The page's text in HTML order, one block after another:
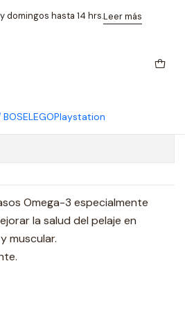
LEGOPlaystation
domingos hasta 14 hrs.Leer más
Omega-3 especialmente
la salud del pelaje en
muscular.